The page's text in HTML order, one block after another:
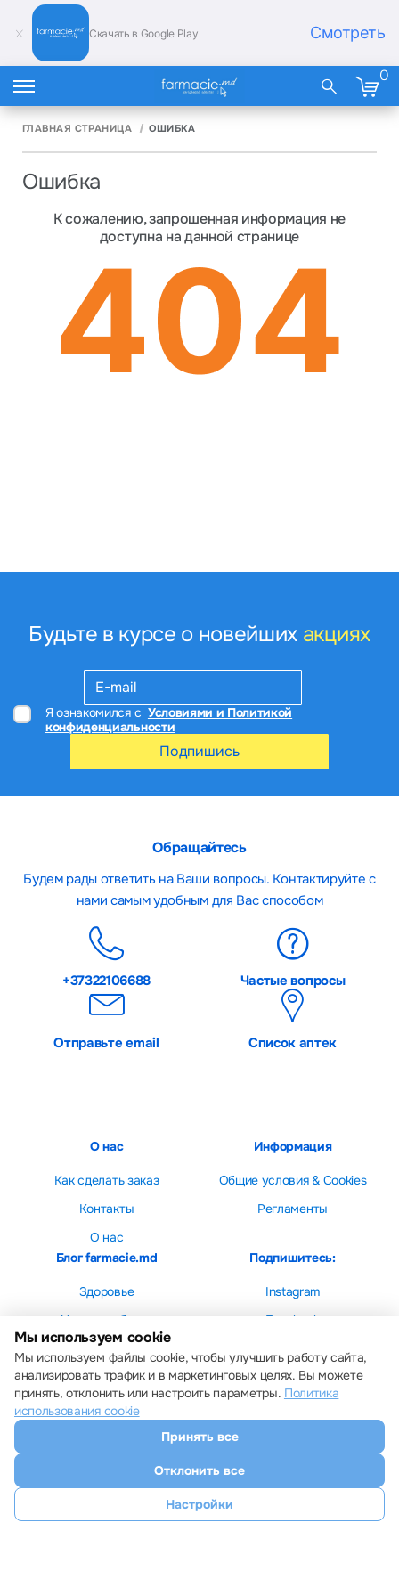
Скачать в Google Play Смотреть
0
ГЛАВНАЯ СТРАНИЦА ОШИБКА
Ошибка
К сожалению, запрошенная информация не
доступна на данной странице
Будьте в курсе о новейших акциях
Я ознакомился с Условиями и Политикой
конфиденциальности
Подпишись
Обращайтесь
Будем рады ответить на Ваши вопросы. Контактируйте с
нами самым удобным для Вас способом
+37322106688 Частые вопросы
Отправьте email Список аптек
О нас
Как сделать заказ
Контакты
О нас
Информация
Общие условия & Cookies
Регламенты
Блог farmacie.md
Здоровье
Мама и ребенок
Красота
Подпишитесь:
Instagram
Facebook
Все права защищены © 2013 – 2026 Farmacie.md
Скачайте наше приложение
Настройки cookie
Мы используем cookie
Мы используем файлы cookie, чтобы улучшить работу сайта,
анализировать трафик и в маркетинговых целях. Вы можете
принять, отклонить или настроить параметры. Политика
использования cookie
Принять все
Отклонить все
Настройки